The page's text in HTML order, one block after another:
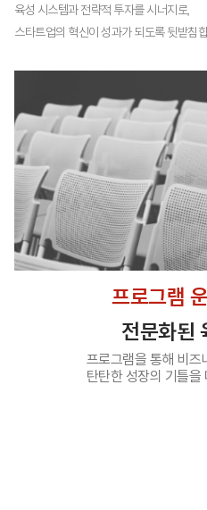
육성 시스템과 전략적 투자를 시너지로,
스타트업의 혁신이 성과가 되도록 뒷받침
프로그램
전문화된
프로그램을 통해 비즈
탄탄한 성장의 기틀을